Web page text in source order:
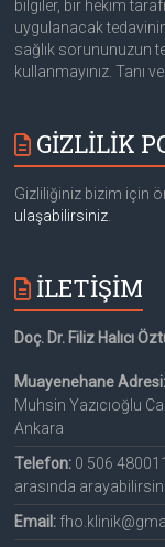
bilgiler, bir hekim
uygulanacak
sağlık sorununuzun
kullanmayınız. Tanı
GİZLİLİK
Gizliliğiniz bizim için
ulaşabilirsiniz.
İLETİŞİM
Doç. Dr. Filiz Halıcı
Muayenehane Adresi:
Muhsin Yazıcıoğlu
Ankara
Telefon: 0 506
arasında
Email: